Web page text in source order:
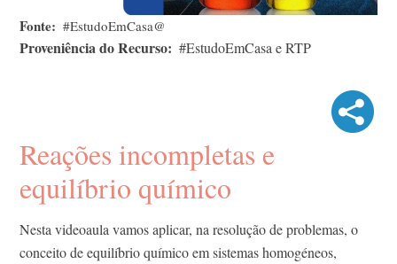
Fonte #EstudoEmCasa@
Proveniência do Recurso #EstudoEmCasa e RTP
Reações incompletas e
equilíbrio químico
Nesta videoaula vamos aplicar, na resolução de problemas, o
conceito de equilíbrio químico em sistemas homogéneos,